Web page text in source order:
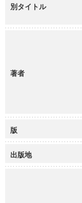
別タイトル
著者
版
出版地